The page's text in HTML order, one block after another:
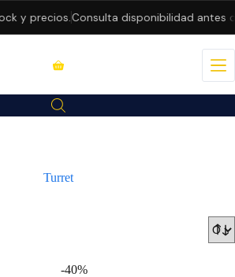
Consulta disponibilidad antes de
Turret
-40%